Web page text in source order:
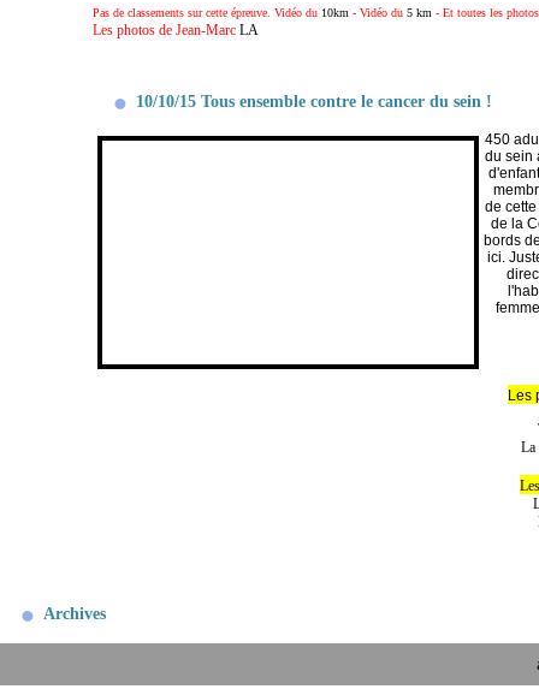
Pas de classements sur cette épreuve. Vidéo du 10km - Vidéo du 5 km - Et toutes les
Les photos de Jean-Marc LA
10/10/15 Tous ensemble contre le cancer du sein !
450
du sein
de
de la
bords
ici.
Les
La
Archives